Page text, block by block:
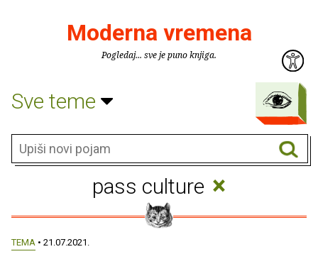
Moderna vremena
Pogledaj... sve je puno knjiga.
Sve teme
pass culture ×
TEMA • 21.07.2021.